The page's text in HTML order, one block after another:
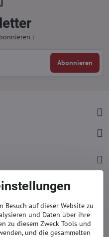
:
Abonnieren
Besuch auf dieser Website zu
und Daten über ihre
zu diesem Zweck Tools und
und die gesammelten